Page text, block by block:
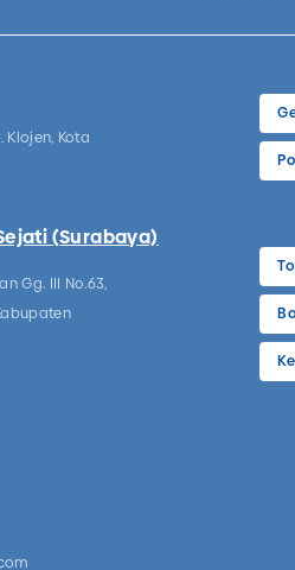
Klojen, Kota
(Surabaya)
Gg. III No.63,